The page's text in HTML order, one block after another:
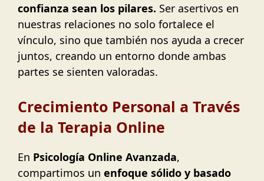
confianza sean los pilares. Ser asertivos en
nuestras relaciones no solo fortalece el
vínculo, sino que también nos ayuda a crecer
juntos, creando un entorno donde ambas
partes se sienten valoradas.
Crecimiento Personal a Través
de la Terapia Online
En Psicología Online Avanzada,
compartimos un enfoque sólido y basado